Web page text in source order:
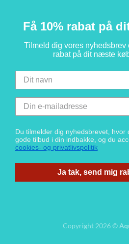
Få 10% rabat på
Tilmeld dig vores nyhedsbrev
rabat på dit næste
Du tilmelder dig nyhedsbrevet, hvor
gode tilbud i din indbakke, og du
cookies- og privatlivspolitik
Ja tak, send mig
Copyright 2026 ©